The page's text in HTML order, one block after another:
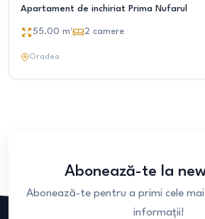
Apartament de inchiriat Prima Nufarul
55.00 m² 2 camere
Oradea
Abonează-te la
Abonează-te pentru a primi cele
informații!